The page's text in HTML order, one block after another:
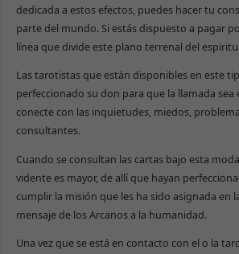
dedicada a estos efectos, puedes hacer tu
parte del mundo. Si estás dispuesto a pagar
línea que divide este plano terrenal del
Las tarotistas que están disponibles en este
perfeccionado su don para que la llamada sea
conecte con las inquietudes, miedos,
consultantes.
Cuando se consultan las cartas bajo esta
vidente es mayor, de allí que hayan
cumplir la misión que les ha sido asignada en
mensaje de los Arcanos a la humanidad.
Una vez que se está en contacto con el o la